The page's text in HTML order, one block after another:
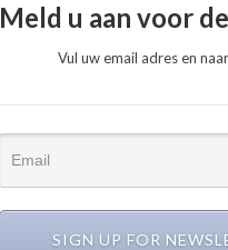
Meld u aan voor
Vul uw email adres en
SIGN UP FOR